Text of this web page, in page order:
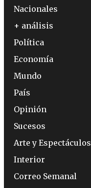
Nacionales
+ análisis
Política
Economía
Mundo
País
Opinión
Sucesos
Arte y Espectáculos
Interior
Correo Semanal